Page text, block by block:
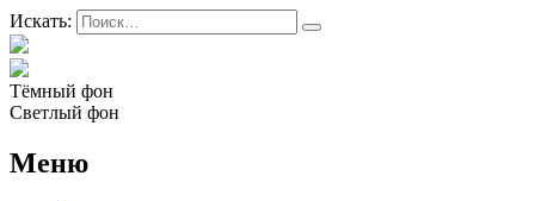
Искать:
Тёмный фон
Светлый фон
Меню